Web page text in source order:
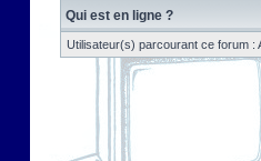
Qui est en ligne ?
Utilisateur(s) parcourant ce forum :